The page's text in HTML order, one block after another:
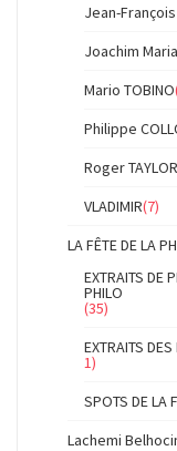
Jean-François
Joachim Maria
Mario TOBINO
Philippe
Roger TAYLOR
VLADIMIR(7)
LA FÊTE DE LA
EXTRAITS DE
PHILO
(35)
EXTRAITS
1)
SPOTS DE LA
Lachemi